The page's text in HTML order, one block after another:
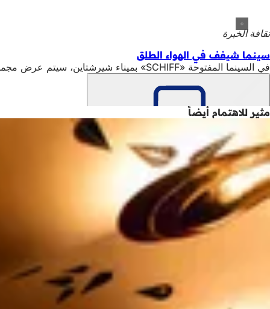
ثقافة الخبرة
سينما شيفف في الهواء الطلق
في السينما المفتوحة «SCHIFF» بميناء شيرشتاين، سيتم عرض مجموعة كبيرة من الأفلام مرة أخرى على الشاشة المطلة مباشرة على المياه في الفترة من 6 إلى 15 أغسطس.
مثير للاهتمام أيضاً